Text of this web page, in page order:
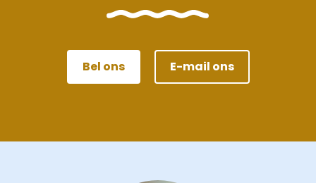
Bel ons E-mail ons